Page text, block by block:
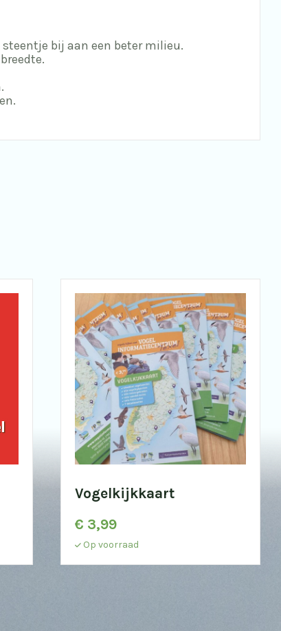
bij aan een beter milieu.
Vogelkijkkaart
€ 3,99
Op voorraad